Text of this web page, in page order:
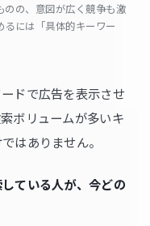
のの、意図が広く競争も激
るには「具体的キーワー
ドで広告を表示させ
ボリュームが多いキ
はありません。
ている人が、今どの